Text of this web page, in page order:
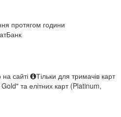
протягом години
сайті
Тільки для тримачів карт
та елітних карт (Platinum,